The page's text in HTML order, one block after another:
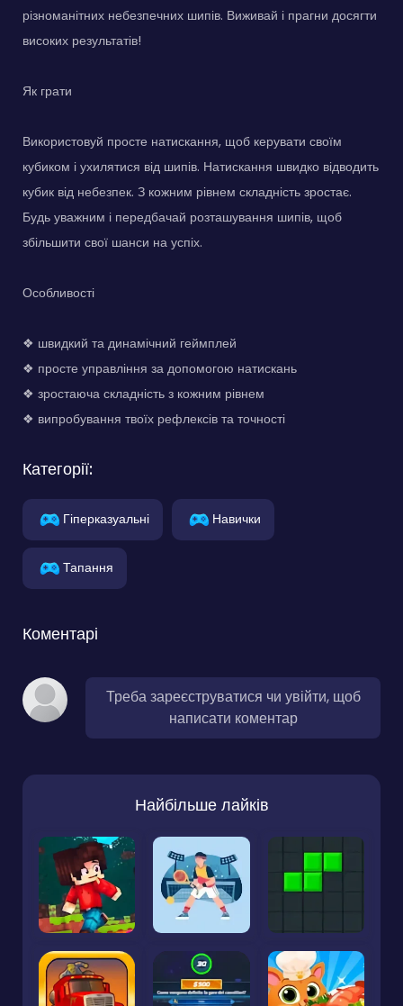
різноманітних небезпечних шипів. Виживай і прагни досягти
високих результатів!
Як грати
Використовуй просте натискання, щоб керувати своїм
кубиком і ухилятися від шипів. Натискання швидко відводить
кубик від небезпек. З кожним рівнем складність зростає.
Будь уважним і передбачай розташування шипів, щоб
збільшити свої шанси на успіх.
Особливості
❖ швидкий та динамічний геймплей
❖ просте управління за допомогою натискань
❖ зростаюча складність з кожним рівнем
❖ випробування твоїх рефлексів та точності
Категорії:
Гіперказуальні Навички
Тапання
Коментарі
Треба зареєструватися чи увійти, щоб
написати коментар
Найбільше лайків